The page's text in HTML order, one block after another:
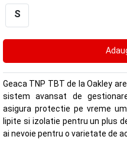
S
Geaca TNP TBT de la Oakley
sistem avansat de
asigura protectie pe vreme
lipite si izolatie pentru un plus
ai nevoie pentru o varietate de